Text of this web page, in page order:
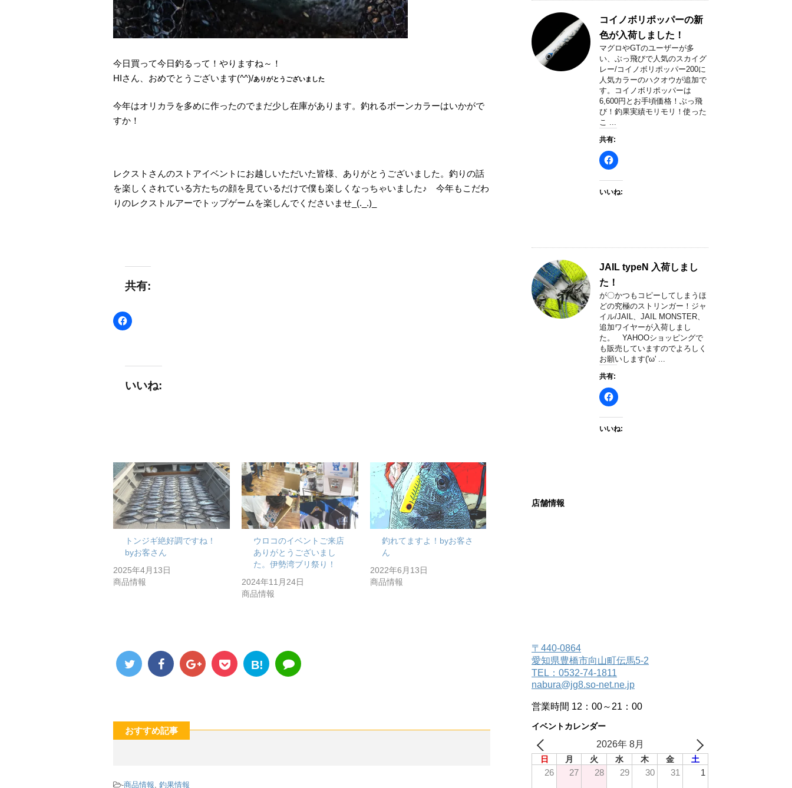
今日買って今日釣るって！やりますね～！
HIさん、おめでとうございます(^^)/ありがとうございました
今年はオリカラを多めに作ったのでまだ少し在庫があります。釣れるボーンカラーはいかがで
すか！
レクストさんのストアイベントにお越しいただいた皆様、ありがとうございました。釣りの話
を楽しくされている方たちの顔を見ているだけで僕も楽しくなっちゃいました♪ 今年もこだわ
りのレクストルアーでトップゲームを楽しんでくださいませ_(._.)_
共有:
いいね:
トンジギ絶好調ですね！
byお客さん
2025年4月13日
商品情報
ウロコのイベントご来店
ありがとうございまし
た。伊勢湾ブリ祭り！
2024年11月24日
商品情報
釣れてますよ！byお客さ
ん
2022年6月13日
商品情報
B!
おすすめ記事
-商品情報, 釣果情報
コイノボリポッパーの新
色が入荷しました！
マグロやGTのユーザーが多
い、ぶっ飛びで人気のスカイグ
レー/コイノボリポッパー200に
人気カラーのハクオウが追加で
す。コイノボリポッパーは
6,600円とお手頃価格！ぶっ飛
び！釣果実績モリモリ！使った
こ ...
共有:
いいね:
JAIL typeN 入荷しまし
た！
が〇かつもコピーしてしまうほ
どの究極のストリンガー！ジャ
イル/JAIL、JAIL MONSTER、
追加ワイヤーが入荷しまし
た。 YAHOOショッピングで
も販売していますのでよろしく
お願いします('ω' ...
共有:
いいね:
店舗情報
〒440-0864
愛知県豊橋市向山町伝馬5-2
TEL：0532-74-1811
nabura@jg8.so-net.ne.jp
営業時間 12：00～21：00
イベントカレンダー
2026年 8月
日 月 火 水 木 金 土
26 27 28 29 30 31 1